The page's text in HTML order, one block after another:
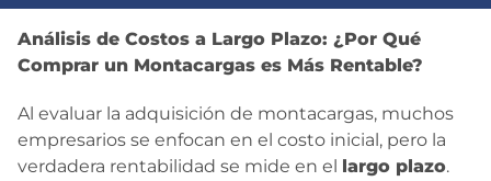
Análisis de Costos a Largo Plazo: ¿Por Qué
Comprar un Montacargas es Más Rentable?
Al evaluar la adquisición de montacargas, muchos
empresarios se enfocan en el costo inicial, pero la
verdadera rentabilidad se mide en el
largo plazo.